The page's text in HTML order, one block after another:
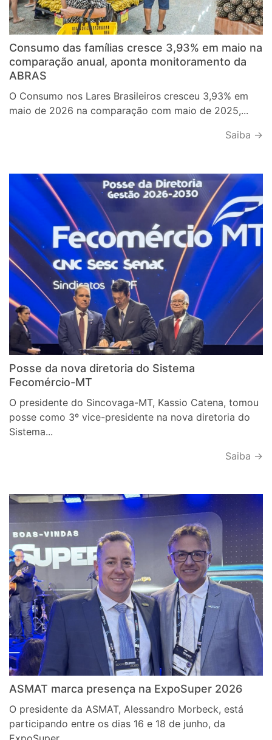
Consumo das famílias cresce 3,93% em maio na
comparação anual, aponta monitoramento da
ABRAS
O Consumo nos Lares Brasileiros cresceu 3,93% em
maio de 2026 na comparação com maio de 2025,...
Saiba →
Posse da nova diretoria do Sistema
Fecomércio-MT
O presidente do Sincovaga-MT, Kassio Catena, tomou
posse como 3º vice-presidente na nova diretoria do
Sistema...
Saiba →
ASMAT marca presença na ExpoSuper 2026
O presidente da ASMAT, Alessandro Morbeck, está
participando entre os dias 16 e 18 de junho, da